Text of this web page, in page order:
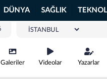
DÜNYA SAĞLIK
Galeriler Videolar Yazarlar